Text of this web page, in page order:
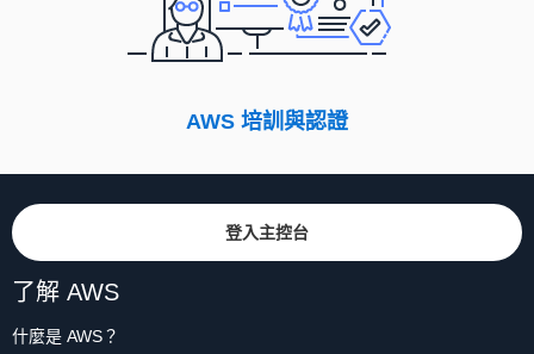
AWS 培訓與認證
登入主控台
了解 AWS
什麼是 AWS？